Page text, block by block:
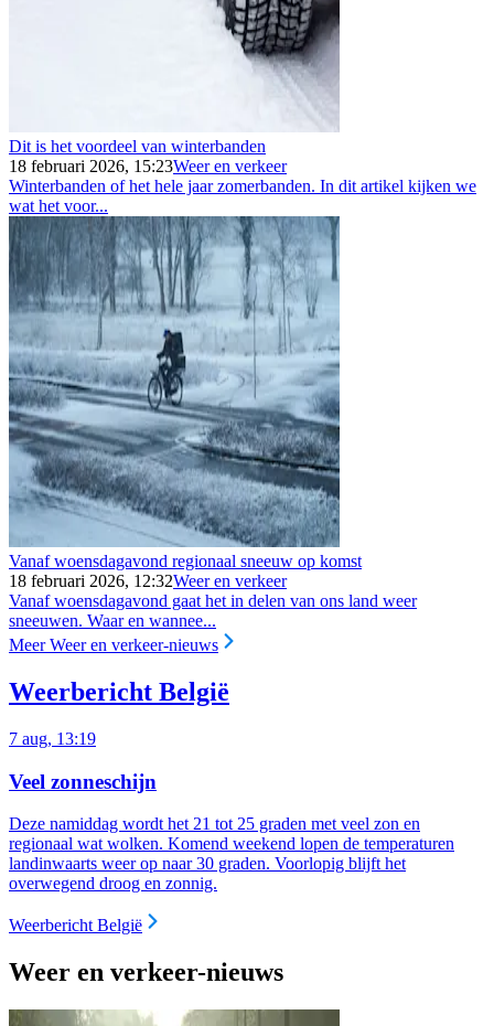
Dit is het voordeel van winterbanden
18 februari 2026, 15:23Weer en verkeer
Winterbanden of het hele jaar zomerbanden. In dit artikel kijken we
wat het voor...
Vanaf woensdagavond regionaal sneeuw op komst
18 februari 2026, 12:32Weer en verkeer
Vanaf woensdagavond gaat het in delen van ons land weer
sneeuwen. Waar en wannee...
Meer Weer en verkeer-nieuws
Weerbericht België
7 aug, 13:19
Veel zonneschijn
Deze namiddag wordt het 21 tot 25 graden met veel zon en
regionaal wat wolken. Komend weekend lopen de temperaturen
landinwaarts weer op naar 30 graden. Voorlopig blijft het
overwegend droog en zonnig.
Weerbericht België
Weer en verkeer-nieuws